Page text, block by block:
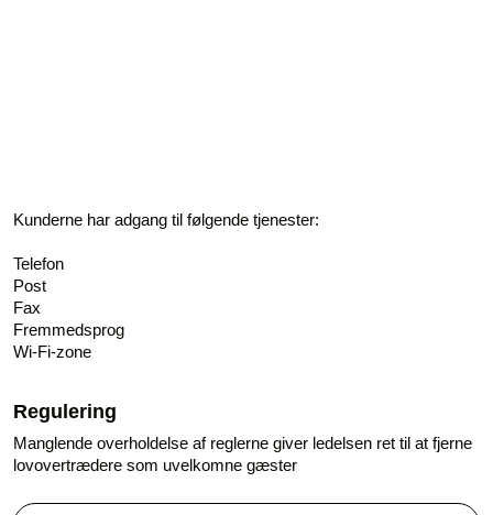
Kunderne har adgang til følgende tjenester:
Telefon
Post
Fax
Fremmedsprog
Wi-Fi-zone
Regulering
Manglende overholdelse af reglerne giver ledelsen ret til at fjerne
lovovertrædere som uvelkomne gæster